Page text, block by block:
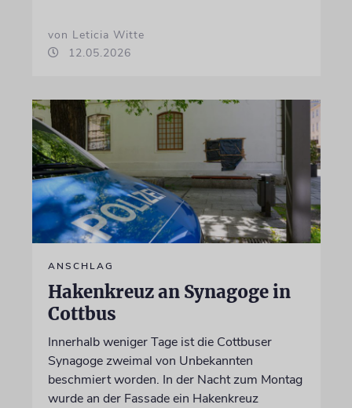
von Leticia Witte
12.05.2026
ANSCHLAG
Hakenkreuz an Synagoge in
Cottbus
Innerhalb weniger Tage ist die Cottbuser
Synagoge zweimal von Unbekannten
beschmiert worden. In der Nacht zum Montag
wurde an der Fassade ein Hakenkreuz